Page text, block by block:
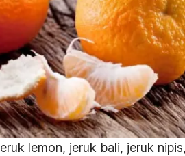
lemon, jeruk bali, jeruk